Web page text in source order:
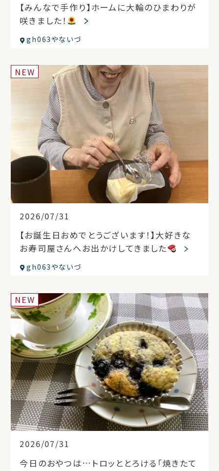
【みんなで手作り】ホームに大輪のひまわりが
咲きました！
gh063やないづ
2026/07/31
NEW
【お誕生日おめでとうございます！】大好きな
お寿司屋さんへお出かけしてきました
gh063やないづ
2026/07/31
NEW
今日のおやつは…トロッととろける「焼きたて